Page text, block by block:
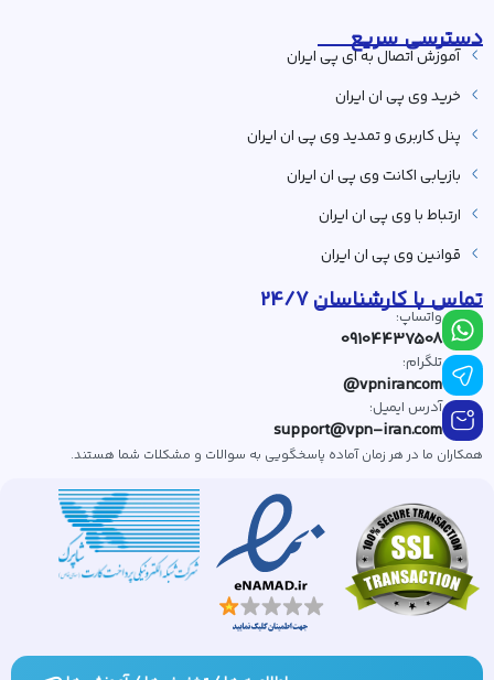
دسترسی سریع
آموزش اتصال به ای پی ایران
خرید وی پی ان ایران
پنل کاربری و تمدید وی پی ان ایران
بازیابی اکانت وی پی ان ایران
ارتباط با وی پی ان ایران
قوانین وی پی ان ایران
تماس با کارشناسان 24/7
واتساپ:
09104437508
تلگرام:
vpnirancom@
آدرس ایمیل:
support@vpn-iran.com
همکاران ما در هر زمان آماده پاسخگویی به سوالات و مشکلات شما هستند.